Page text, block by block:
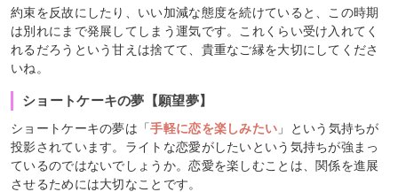
約束を反故にしたり、いい加減な態度を続けていると、この時期
は別れにまで発展してしまう運気です。これくらい受け入れてく
れるだろうという甘えは捨てて、貴重なご縁を大切にしてくださ
いね。
ショートケーキの夢【願望夢】
ショートケーキの夢は「手軽に恋を楽しみたい 」という気持ちが
投影されています。ライトな恋愛がしたいという気持ちが強まっ
ているのではないでしょうか。恋愛を楽しむことは、関係を進展
させるためには大切なことです。